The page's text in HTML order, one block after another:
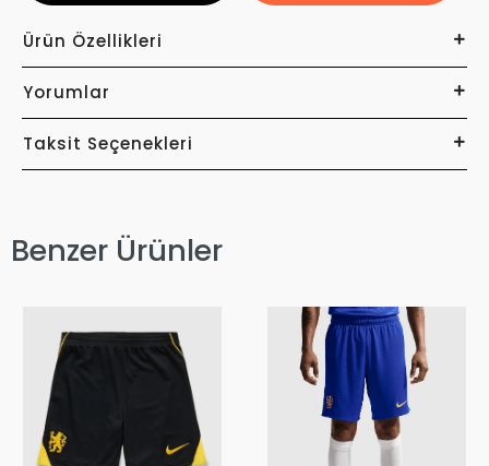
Ürün Özellikleri
Yorumlar
Taksit Seçenekleri
Benzer Ürünler